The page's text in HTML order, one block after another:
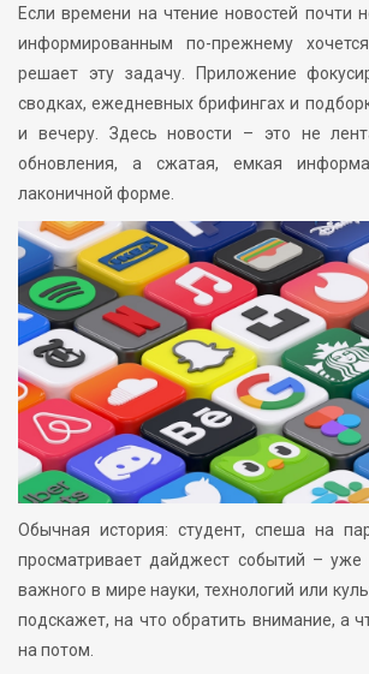
Если времени на чтение новостей почти
информированным по-прежнему
решает эту задачу. Приложение
сводках, ежедневных брифингах и
и вечеру. Здесь новости – это не
обновления, а сжатая, емкая
лаконичной форме.
Обычная история: студент, спеша на
просматривает дайджест событий – уже
важного в мире науки, технологий или
подскажет, на что обратить внимание, а
на потом.